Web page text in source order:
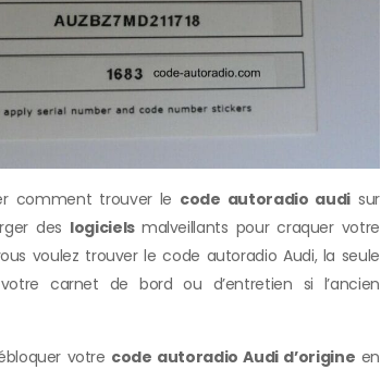
comment trouver le code autoradio audi sur
des logiciels malveillants pour craquer votre
voulez trouver le code autoradio Audi, la seule
carnet de bord ou d’entretien si l’ancien
votre code autoradio Audi d’origine en